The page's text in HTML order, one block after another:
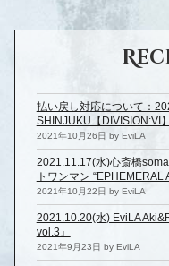
払い戻し対応について：
SHINJUKU【DIVISION:VI
2021年10月26日 by EviLA
2021.11.17(水)心斎橋
トワンマン “EPHEMERAL
2021年10月22日 by EviLA
2021.10.20(水) EviLA
vol.3』
2021年9月23日 by EviLA